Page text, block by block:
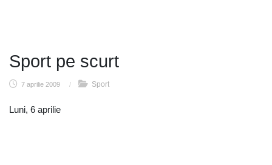
Sport pe scurt
7 aprilie 2009 / Sport
Luni, 6 aprilie